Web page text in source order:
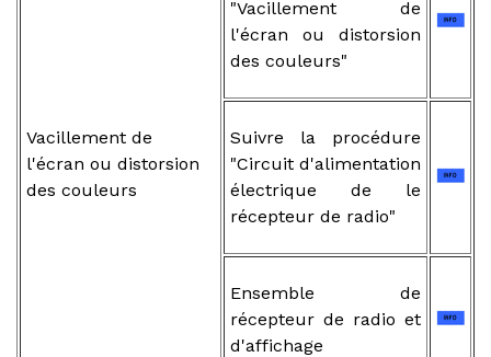
Vacillement de
l'écran ou distorsion
des couleurs
"Vacillement de
l'écran ou distorsion
des couleurs"
Suivre la procédure
"Circuit d'alimentation
électrique de le
récepteur de radio"
Ensemble de
récepteur de radio et
d'affichage